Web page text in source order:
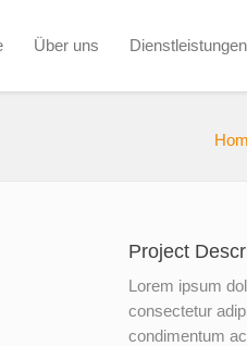
Über uns Dienstleistungen
Project
Lorem ipsum
consectetur
condimentum